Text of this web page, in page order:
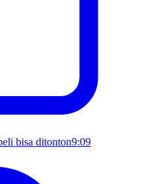
bisa ditonton9:09